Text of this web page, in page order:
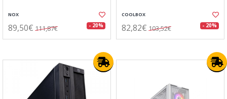
NOX
89,50€ 111,87€ - 20%
COOLBOX
82,82€ 103,52€ - 20%